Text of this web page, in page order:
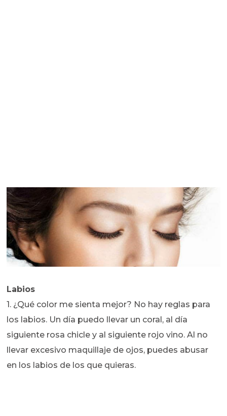
Labios
1. ¿Qué color me sienta mejor? No hay reglas para
los labios. Un día puedo llevar un coral, al día
siguiente rosa chicle y al siguiente rojo vino. Al no
llevar excesivo maquillaje de ojos, puedes abusar
en los labios de los que quieras.